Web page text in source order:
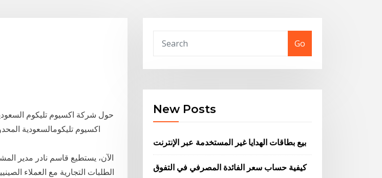
حول شركة اكسيوم تليكوم
اكسيوم تليكومالسعودية
الآن، يستطيع قاسم نادر مدير
الطلبات التجارية مع العملاء
Go
New Posts
بيع بطاقات الهدايا غير المستخدمة عبر الإنترنت
كيفية حساب سعر الفائدة المصرفي في التفوق